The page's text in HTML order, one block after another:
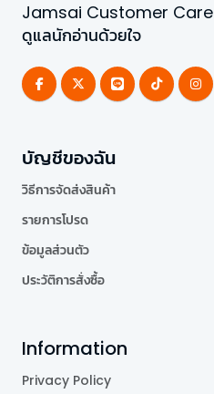
Jamsai Customer Care
ดูแลนักอ่านด้วยใจ
บัญชีของฉัน
วิธีการจัดส่งสินค้า
รายการโปรด
ข้อมูลส่วนตัว
ประวัติการสั่งซื้อ
Information
Privacy Policy